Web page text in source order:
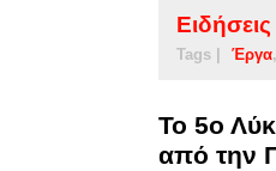
Ειδήσεις
Tags | Έργα
Το 5ο
από την